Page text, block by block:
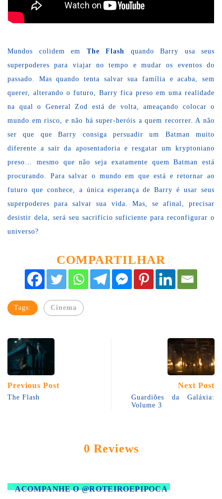
Mundos colidem em The Flash
quando Barry usa seus
superpoderes para viajar no tempo e mudar os eventos do
passado. Mas quando tenta salvar sua família e acaba, sem
querer, alterando o futuro, Barry fica preso em uma realidade
na qual o General Zod está de volta, ameaçando colocar o
mundo em risco, e não há super-heróis a quem recorrer. A não
ser que que Barry consiga persuadir um Batman muito
diferente a sair da aposentadoria e resgatar um kryptoniano
preso… mesmo que não seja exatamente quem Batman está
procurando. Para salvar o mundo em que está e retornar ao
futuro que conhece, a única esperança de Barry é usar seus
superpoderes para salvar sua vida. Mas, se afinal, precisar
desistir dela, será seu sacrifício suficiente para reconfigurar o
universo?
COMPARTILHAR
Tags: Cinema
Previous Post
The Flash
Next Post
Guardiões da Galáxia:
Volume 3
0 Reviews
ACOMPANHE O @ROTEIROEPIPOCA